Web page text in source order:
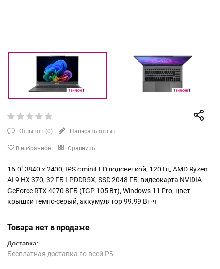
Отзывов (0) Написать отзыв
В избранное Сравнить
16.0" 3840 x 2400, IPS с miniLED подсветкой, 120 Гц, AMD Ryzen
AI 9 HX 370, 32 ГБ LPDDR5X, SSD 2048 ГБ, видеокарта NVIDIA
GeForce RTX 4070 8ГБ (TGP 105 Вт), Windows 11 Pro, цвет
крышки темно-серый, аккумулятор 99.99 Вт·ч
Товара нет в продаже
Доставка:
Бесплатная доставка по всей РБ